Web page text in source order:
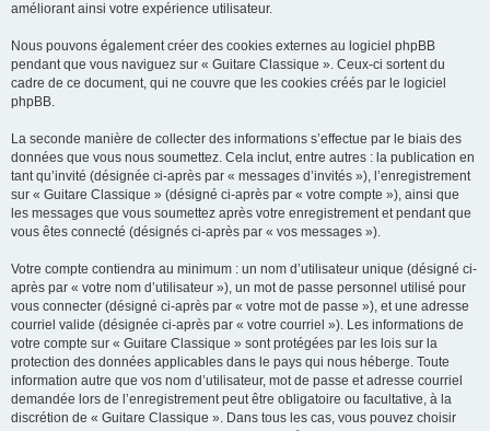
améliorant ainsi votre expérience utilisateur.
Nous pouvons également créer des cookies externes au logiciel phpBB
pendant que vous naviguez sur « Guitare Classique ». Ceux-ci sortent du
cadre de ce document, qui ne couvre que les cookies créés par le logiciel
phpBB.
La seconde manière de collecter des informations s’effectue par le biais des
données que vous nous soumettez. Cela inclut, entre autres : la publication en
tant qu’invité (désignée ci-après par « messages d’invités »), l’enregistrement
sur « Guitare Classique » (désigné ci-après par « votre compte »), ainsi que
les messages que vous soumettez après votre enregistrement et pendant que
vous êtes connecté (désignés ci-après par « vos messages »).
Votre compte contiendra au minimum : un nom d’utilisateur unique (désigné ci-
après par « votre nom d’utilisateur »), un mot de passe personnel utilisé pour
vous connecter (désigné ci-après par « votre mot de passe »), et une adresse
courriel valide (désignée ci-après par « votre courriel »). Les informations de
votre compte sur « Guitare Classique » sont protégées par les lois sur la
protection des données applicables dans le pays qui nous héberge. Toute
information autre que vos nom d’utilisateur, mot de passe et adresse courriel
demandée lors de l’enregistrement peut être obligatoire ou facultative, à la
discrétion de « Guitare Classique ». Dans tous les cas, vous pouvez choisir